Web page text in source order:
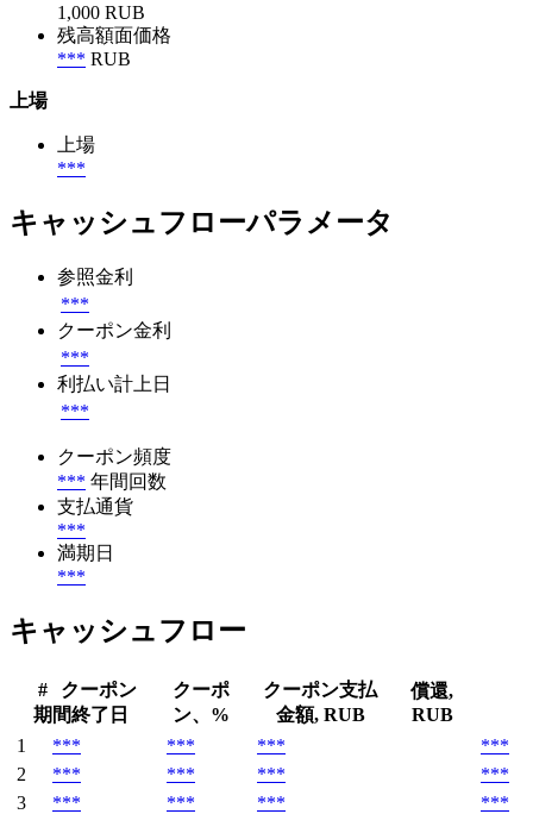
1,000 RUB
残高額面価格
*** RUB
上場
上場
***
キャッシュフローパラメータ
参照金利
***
クーポン金利
***
利払い計上日
***
クーポン頻度
*** 年間回数
支払通貨
***
満期日
***
キャッシュフロー
#
クーポン
期間終了日
クーポ
ン、%
クーポン支払
金額, RUB
償還,
RUB
1
*** *** ***
***
2
*** *** ***
***
3
*** *** ***
***